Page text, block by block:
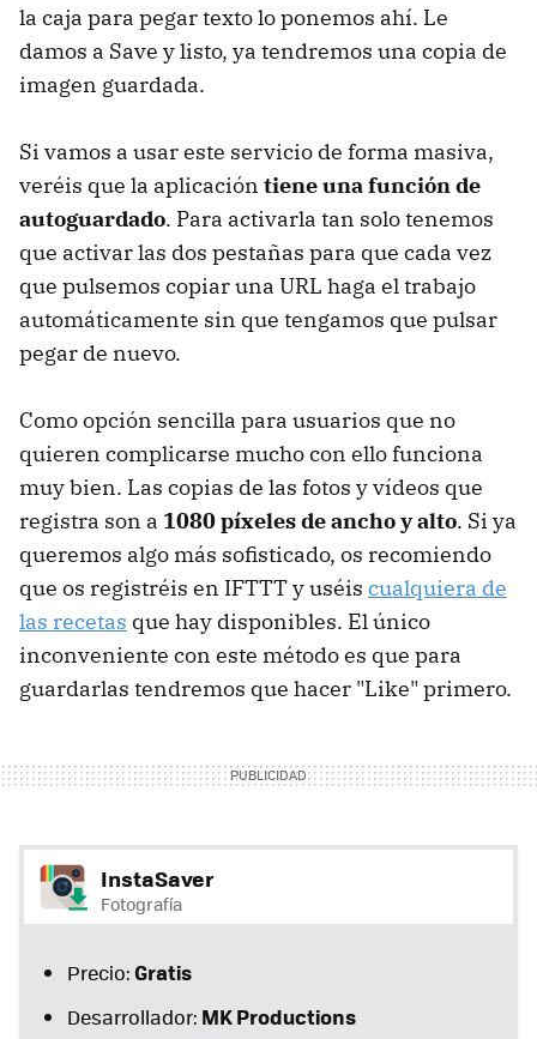
la caja para pegar texto lo ponemos ahí. Le
damos a Save y listo, ya tendremos una copia de
imagen guardada.
Si vamos a usar este servicio de forma masiva,
veréis que la aplicación tiene una función de
autoguardado. Para activarla tan solo tenemos
que activar las dos pestañas para que cada vez
que pulsemos copiar una URL haga el trabajo
automáticamente sin que tengamos que pulsar
pegar de nuevo.
Como opción sencilla para usuarios que no
quieren complicarse mucho con ello funciona
muy bien. Las copias de las fotos y vídeos que
registra son a 1080 píxeles de ancho y alto. Si ya
queremos algo más sofisticado, os recomiendo
que os registréis en IFTTT y uséis cualquiera de
las recetas que hay disponibles. El único
inconveniente con este método es que para
guardarlas tendremos que hacer "Like" primero.
InstaSaver
Fotografía
Precio:Gratis
Desarrollador: MK Productions